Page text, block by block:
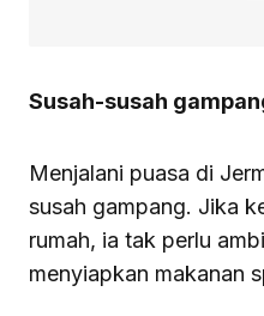
Susah-susah
Menjalani puasa di
susah gampang. Jika
rumah, ia tak perlu
menyiapkan makanan